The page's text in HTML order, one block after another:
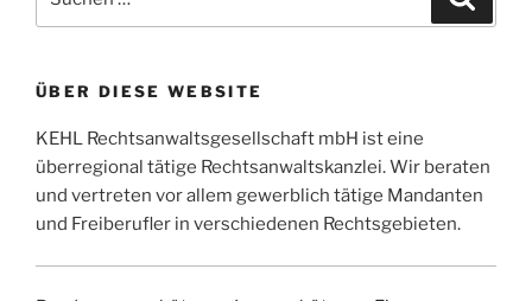
nach:
ÜBER DIESE WEBSITE
KEHL Rechtsanwaltsgesellschaft mbH ist eine
überregional tätige Rechtsanwaltskanzlei. Wir beraten
und vertreten vor allem gewerblich tätige Mandanten
und Freiberufler in verschiedenen Rechtsgebieten.